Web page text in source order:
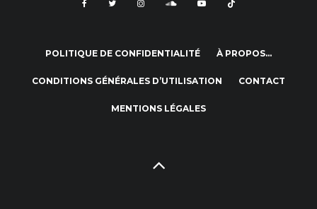
POLITIQUE DE CONFIDENTIALITÉ À PROPOS…
CONDITIONS GÉNÉRALES D’UTILISATION CONTACT
MENTIONS LÉGALES